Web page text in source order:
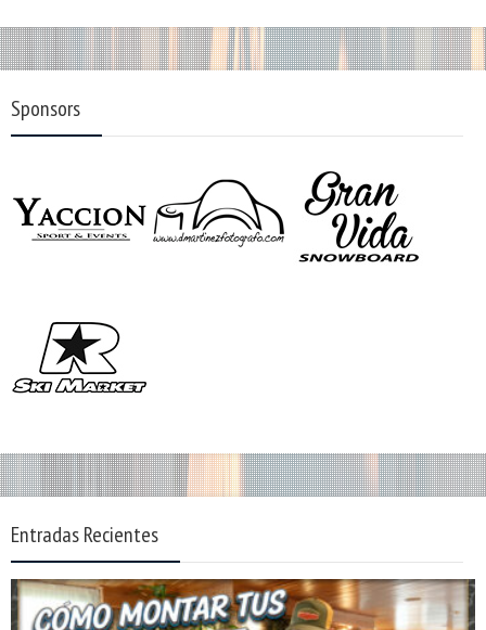
Sponsors
Entradas Recientes